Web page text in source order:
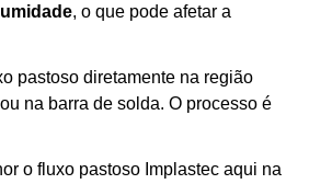
, o que pode afetar a
pastoso diretamente na região
na barra de solda. O processo é
o fluxo pastoso Implastec aqui na